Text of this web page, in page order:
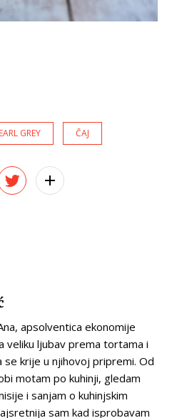
EARL GREY ČAJ
apsolventica ekonomije
veliku ljubav prema tortama i
se krije u njihovoj pripremi. Od
motam po kuhinji, gledam
i sanjam o kuhinjskim
sam kad isprobavam